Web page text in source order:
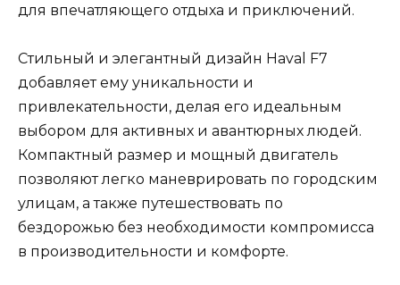
для впечатляющего отдыха и приключений.
Стильный и элегантный дизайн Haval F7
добавляет ему уникальности и
привлекательности, делая его идеальным
выбором для активных и авантюрных людей.
Компактный размер и мощный двигатель
позволяют легко маневрировать по городским
улицам, а также путешествовать по
бездорожью без необходимости компромисса
в производительности и комфорте.